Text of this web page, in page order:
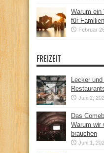
Warum ein
für
Februar
FREIZEIT
Lecker
Juni 2,
Das
Warum wir
brauchen
Juni 1,